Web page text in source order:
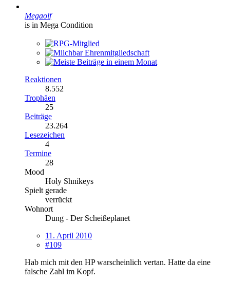
Megaolf
is in Mega Condition
Reaktionen
8.552
Trophäen
25
Beiträge
23.264
Lesezeichen
4
Termine
28
Mood
Holy Shnikeys
Spielt gerade
verrückt
Wohnort
Dung - Der Scheißeplanet
11. April 2010
#109
Hab mich mit den HP warscheinlich vertan. Hatte da eine
falsche Zahl im Kopf.